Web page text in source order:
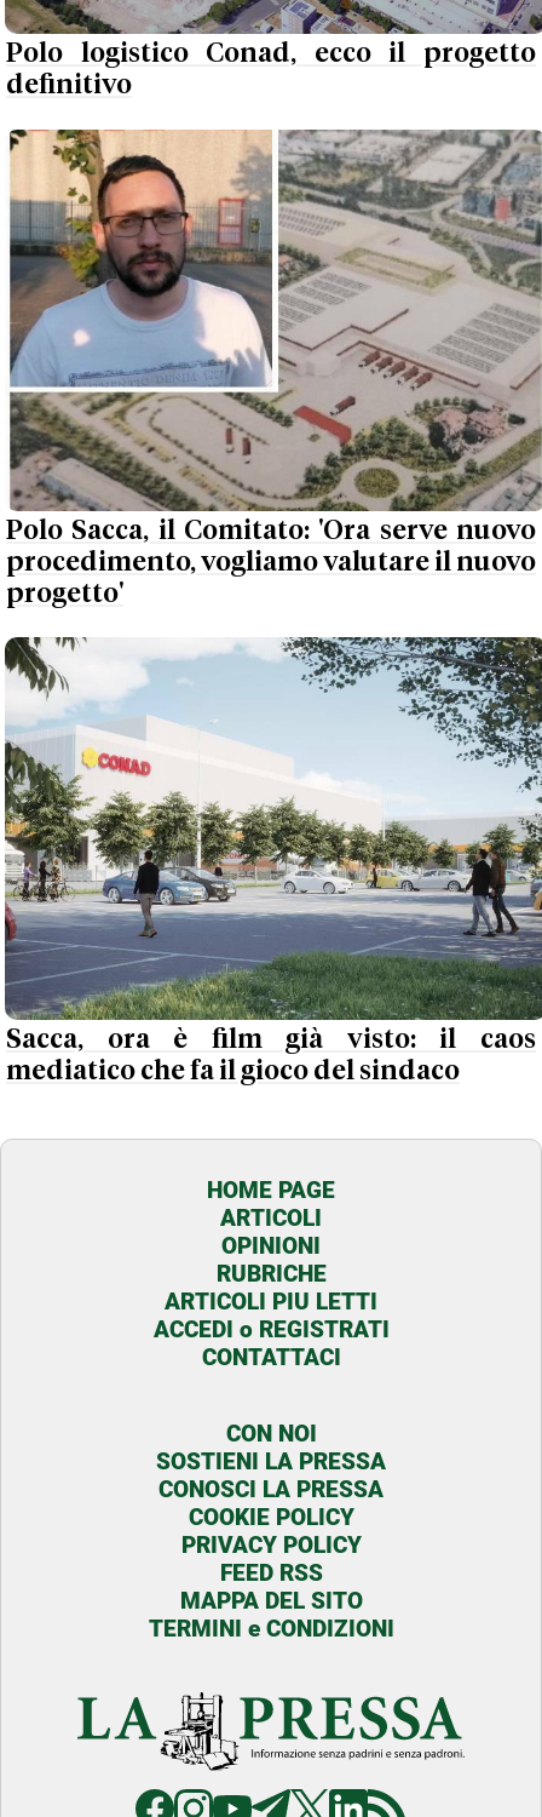
Polo logistico Conad, ecco il progetto
definitivo
Polo Sacca, il Comitato: 'Ora serve nuovo
procedimento, vogliamo valutare il nuovo
progetto'
Sacca, ora è film già visto: il caos
mediatico che fa il gioco del sindaco
HOME PAGE
ARTICOLI
OPINIONI
RUBRICHE
ARTICOLI PIU LETTI
ACCEDI o REGISTRATI
CONTATTACI
CON NOI
SOSTIENI LA PRESSA
CONOSCI LA PRESSA
COOKIE POLICY
PRIVACY POLICY
FEED RSS
MAPPA DEL SITO
TERMINI e CONDIZIONI